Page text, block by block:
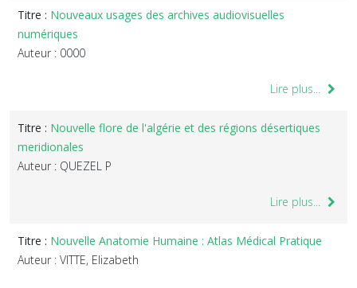
Titre : Nouveaux usages des archives audiovisuelles
numériques
Auteur : 0000
Lire plus...
Titre : Nouvelle flore de l'algérie et des régions désertiques
meridionales
Auteur : QUEZEL P
Lire plus...
Titre : Nouvelle Anatomie Humaine : Atlas Médical Pratique
Auteur : VITTE, Elizabeth